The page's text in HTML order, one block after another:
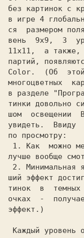
без картинок с
в игре 4
ся  размером
вень  9x9,  3
11x11,  а также,
партий,
Color.  (Об  этой
многоцветных
в разделе
тинки довольно
шом  освещении
увидеть.  Ввиду
1. Как  можно
2. Минимальная
ший эффект
тинок  в
очках  -
эффект.)